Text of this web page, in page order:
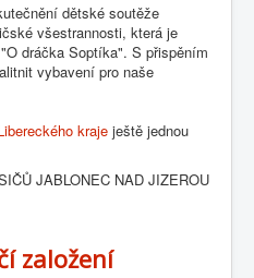
dětské soutěže
všestrannosti, která je
dráčka Soptíka". S přispěním
vybavení pro naše
kraje ještě jednou
JABLONEC NAD JIZEROU
založení